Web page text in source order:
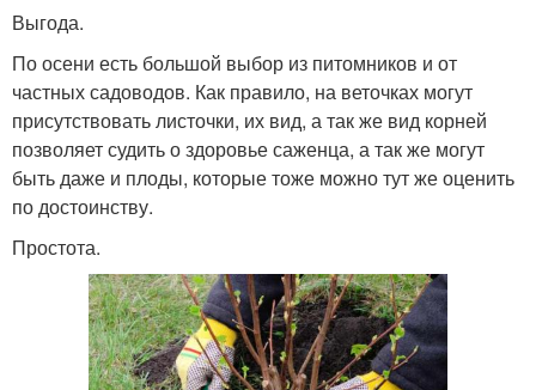
Выгода.
По осени есть большой выбор из питомников и от
частных садоводов. Как правило, на веточках могут
присутствовать листочки, их вид, а так же вид корней
позволяет судить о здоровье саженца, а так же могут
быть даже и плоды, которые тоже можно тут же оценить
по достоинству.
Простота.